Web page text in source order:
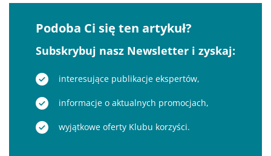
Podoba Ci się ten artykuł?
Subskrybuj nasz Newsletter i zyskaj:
interesujące publikacje ekspertów,
informacje o aktualnych promocjach,
wyjątkowe oferty Klubu korzyści.